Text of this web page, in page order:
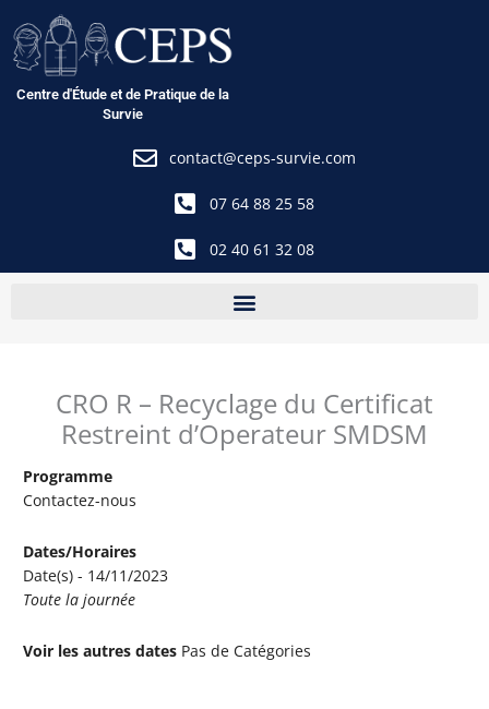
au
contenu
Centre d'Étude et de Pratique de la
Survie
contact@ceps-survie.com
07 64 88 25 58
02 40 61 32 08
CRO R – Recyclage du Certificat
Restreint d’Operateur SMDSM
Programme
Contactez-nous
Dates/Horaires
Date(s) - 14/11/2023
Toute la journée
Voir les autres dates Pas de Catégories